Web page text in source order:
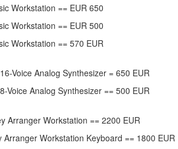
Workstation == EUR 650
Workstation == EUR 500
Workstation == 570 EUR
Voice Analog Synthesizer = 650 EUR
Voice Analog Synthesizer == 500 EUR
Arranger Workstation == 2200 EUR
Arranger Workstation Keyboard == 1800 EUR